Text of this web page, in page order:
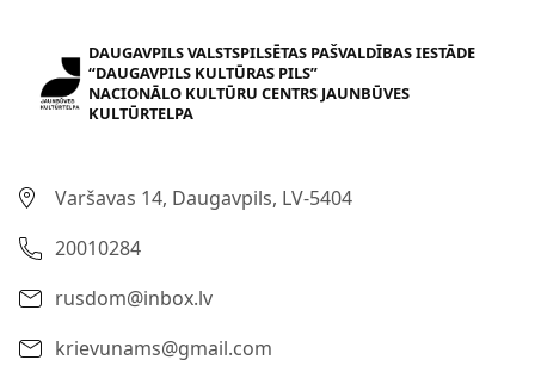
DAUGAVPILS VALSTSPILSĒTAS PAŠVALDĪBAS IESTĀDE
“DAUGAVPILS KULTŪRAS PILS”
NACIONĀLO KULTŪRU CENTRS JAUNBŪVES
KULTŪRTELPA
Varšavas 14, Daugavpils, LV-5404
20010284
rusdom@inbox.lv
krievunams@gmail.com